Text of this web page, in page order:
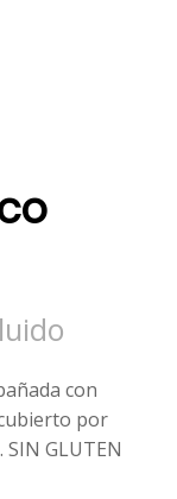
con
por
GLUTEN